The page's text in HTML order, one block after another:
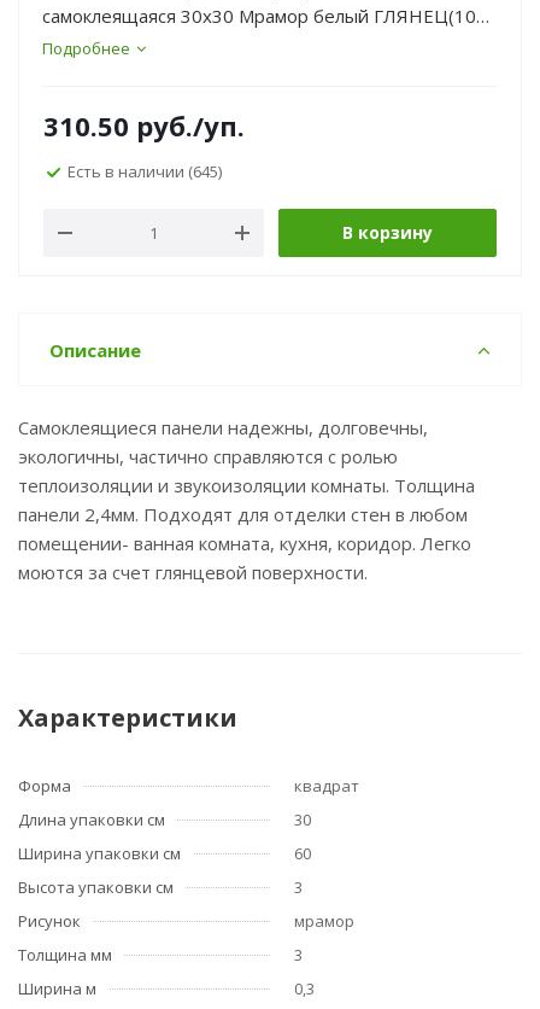
самоклеящаяся 30х30 Мрамор белый ГЛЯНЕЦ(10
шт/уп)
Подробнее
310.50 руб./уп.
Есть в наличии (645)
В корзину
Описание
Самоклеящиеся панели надежны, долговечны,
экологичны, частично справляются с ролью
теплоизоляции и звукоизоляции комнаты. Толщина
панели 2,4мм. Подходят для отделки стен в любом
помещении- ванная комната, кухня, коридор. Легко
моются за счет глянцевой поверхности.
Характеристики
Форма
квадрат
Длина упаковки см
30
Ширина упаковки см
60
Высота упаковки см
3
Рисунок
мрамор
Толщина мм
3
Ширина м
0,3